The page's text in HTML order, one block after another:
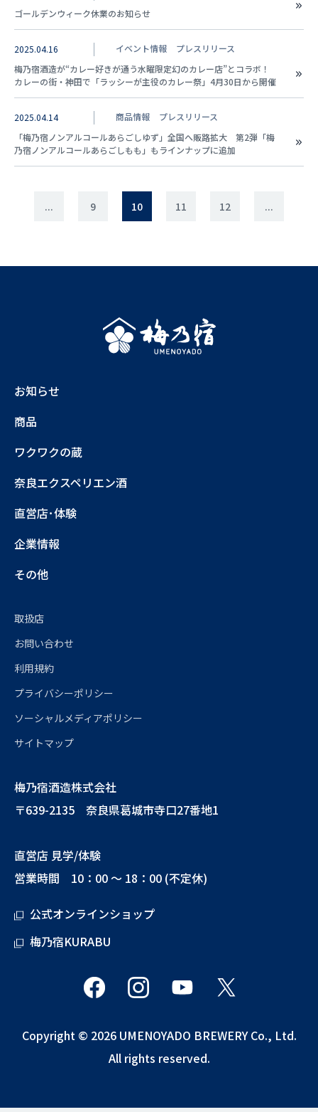
ゴールデンウィーク休業のお知らせ
2025.04.16 イベント情報
プレスリリース
梅乃宿酒造が“カレー好きが通う水曜限定幻のカレー店”とコラボ！
カレーの街・神田で「ラッシーが主役のカレー祭」4月30日から開催
2025.04.14 商品情報
プレスリリース
「梅乃宿ノンアルコールあらごしゆず」全国へ販路拡大 第2弾「梅
乃宿ノンアルコールあらごしもも」もラインナップに追加
... 9 10 11 12 ...
お知らせ
商品
ワクワクの蔵
奈良エクスペリエン酒
直営店･体験
企業情報
その他
取扱店
お問い合わせ
利用規約
プライバシーポリシー
ソーシャルメディアポリシー
サイトマップ
梅乃宿酒造株式会社
〒639-2135 奈良県葛城市寺口27番地1
直営店 見学/体験
営業時間 10：00 ～ 18：00 (不定休)
公式オンラインショップ
梅乃宿KURABU
Copyright © 2026 UMENOYADO BREWERY Co., Ltd.
All rights reserved.